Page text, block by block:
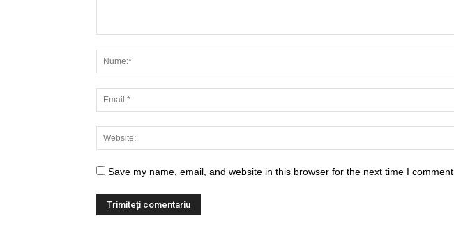
Save my name, email, and website in this browser for the next time I comment.